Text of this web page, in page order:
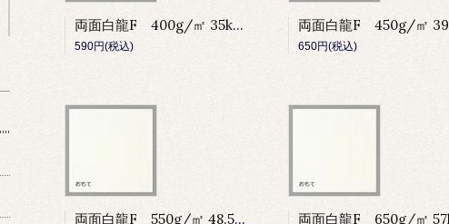
両面白龍F 400g/㎡ 35kg 80cm×110cm
590円(税込) 650円(税込)
両面白龍F 550g/㎡ 48.5kg 80cm×110cm